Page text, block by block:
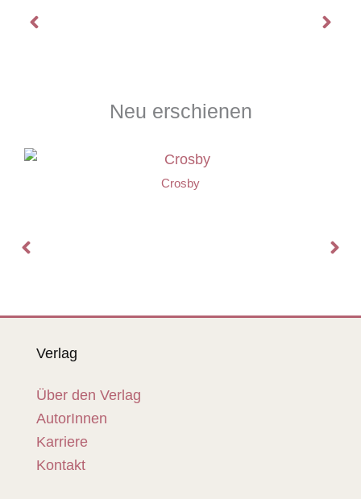
Neu erschienen
Crosby
Verlag
Über den Verlag
AutorInnen
Karriere
Kontakt